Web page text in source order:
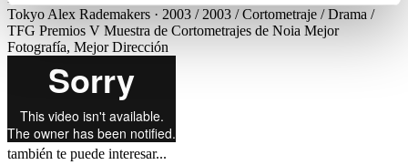
Tokyo Alex Rademakers · 2003 / 2003 / Cortometraje / Drama /
TFG Premios V Muestra de Cortometrajes de Noia Mejor
Fotografía, Mejor Dirección
también te puede interesar...